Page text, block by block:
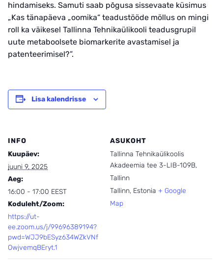
hindamiseks. Samuti saab põgusa sissevaate küsimus
„Kas tänapäeva „oomika“ teadustööde möllus on mingi
roll ka väikesel Tallinna Tehnikaülikooli teadusgrupil
uute metaboolsete biomarkerite avastamisel ja
patenteerimisel?”.
Lisa kalendrisse
INFO
Kuupäev:
juuni 9, 2025
Aeg:
16:00 - 17:00 EEST
Koduleht/Zoom:
https://ut-
ee.zoom.us/j/99696389194?
pwd=WJJ9bESyz634WZkVNf
OwjvemqBEryt.1
ASUKOHT
Tallinna Tehnikaülikoolis
Akadeemia tee 3-LIB-109B,
Tallinn
Tallinn, Estonia + Google
Map